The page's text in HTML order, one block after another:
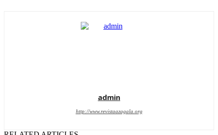
admin
http://www.revistaazagala.org